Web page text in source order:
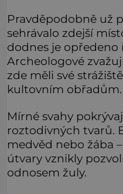
Pravděpodobně už
sehrávalo zdejší
dodnes je opředeno
Archeologové
zde měli své
kultovním obřadům.
Mírné svahy
roztodivných tvarů.
medvěd nebo žába
útvary vznikly
odnosem žuly.